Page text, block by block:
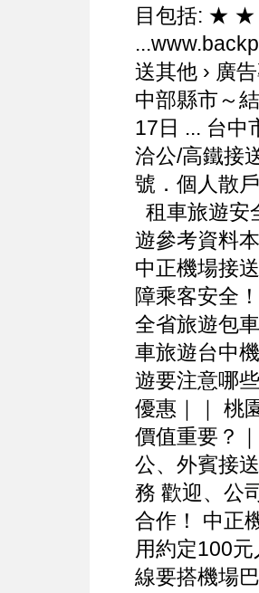
目包括: ★ ★
送其他 › 廣
中部縣市～
17日 ... 台中
洽公/高鐵接
號．個人散
租車旅遊安
遊參考資料
中正機場接
障乘客安全
全省旅遊包
車旅遊台中
遊要注意哪
優惠｜｜ 桃
價值重要？
公、外賓接
務 歡迎、公
合作！ 中正
用約定100
線要搭機場